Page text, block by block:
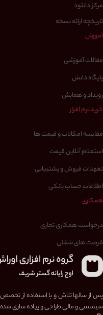
مرکز دانلود
تاریخچه ارائه نسخه
آموزش
مقالات آموزشی
پایگاه دانش
رویداد و همایش
خرید نرم افزار
مقایسه امکانات و قیمت ها
استعلام آنلاین قیمت
تعهدات فروش و پشتیبانی
اطلاعات حساب بانکی
همکاری
درخواست همکاری تجاری
فرصت های شغلی
پس از سالها تلاش و با استفاده از
سیستمی و مالی طراحی و پیاده سازی